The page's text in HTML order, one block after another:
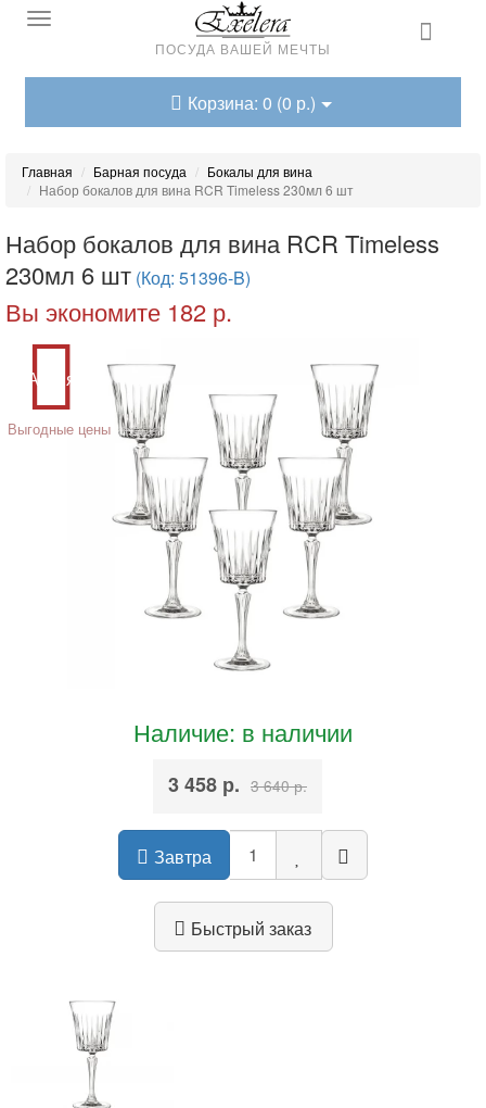
ПОСУДА ВАШЕЙ МЕЧТЫ
Корзина: 0 (0 р.)
Главная Барная посуда
Бокалы для вина
Набор бокалов для вина RCR Timeless 230мл 6 шт
Набор бокалов для вина RCR Timeless
230мл 6 шт (Код: 51396-B)
Вы экономите 182 р.
Акция
Выгодные цены
Наличие: в наличии
3 458 р. 3 640 р.
Завтра
Быстрый заказ